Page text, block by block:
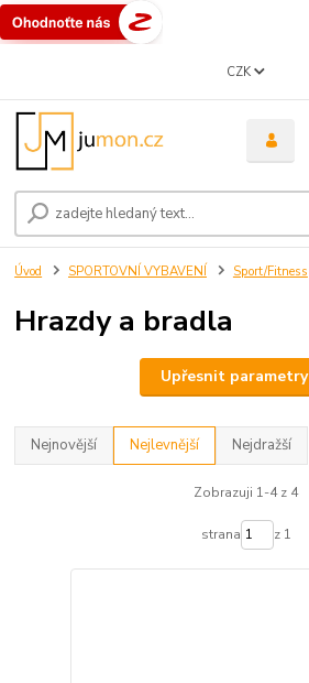
CZK
Úvod SPORTOVNÍ VYBAVENÍ Sport/Fitness
Hrazdy a bradla
Upřesnit parametry
Nejnovější Nejlevnější Nejdražší
Zobrazuji 1-4 z 4
strana z 1